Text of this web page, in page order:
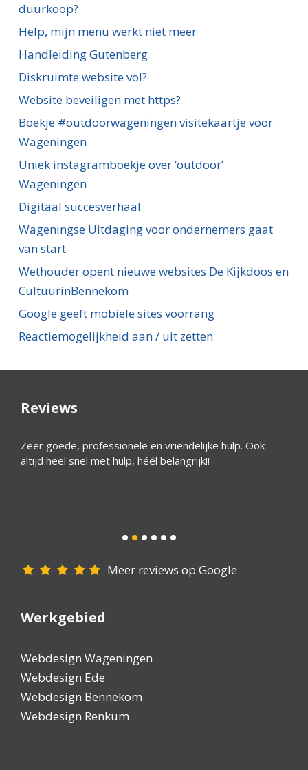
duurkoop?
Help, mijn menu werkt niet meer
Handleiding Gutenberg
Diskruimte website vol?
Website beveiligen met https?
Boekje #outdoorwageningen visitekaartje voor
Wageningen
Uniek instagramboekje over ‘outdoor’
Wageningen
Digitaal succesverhaal
Wageningse Uitdaging voor ondernemers gaat
van start
Wethouder opent nieuwe websites De Kijkdoos en
CultuurinBennekom
Google geeft mobiele sites voorrang
Reactiemogelijkheid aan / uit zetten
Reviews
Zeer goede, professionele en vriendelijke hulp. Ook
altijd heel snel met hulp, héél belangrijk!!
Meer reviews op Google
Werkgebied
Webdesign Wageningen
Webdesign Ede
Webdesign Bennekom
Webdesign Renkum